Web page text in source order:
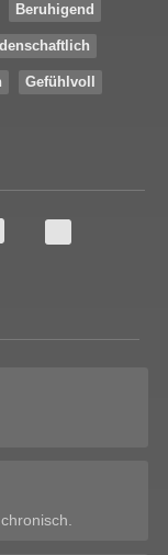
Beruhigend
Gefühlvoll